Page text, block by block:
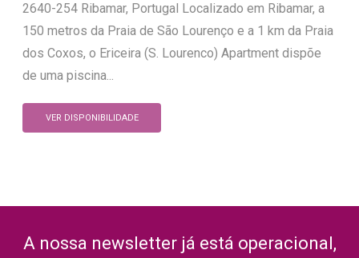
2640-254 Ribamar, Portugal Localizado em Ribamar, a
150 metros da Praia de São Lourenço e a 1 km da Praia
dos Coxos, o Ericeira (S. Lourenco) Apartment dispõe
de uma piscina...
VER DISPONIBILIDADE
A nossa newsletter já está operacional,